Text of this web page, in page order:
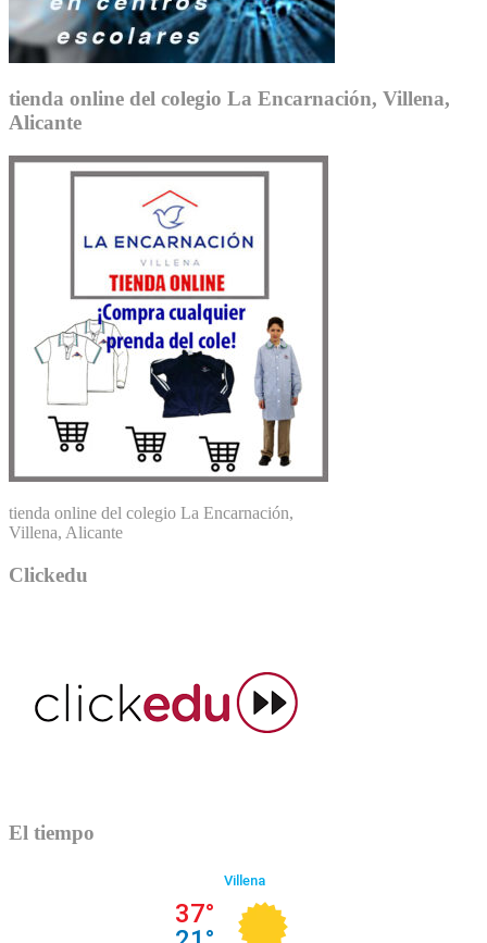
tienda online del colegio La Encarnación, Villena,
Alicante
tienda online del colegio La Encarnación,
Villena, Alicante
Clickedu
El tiempo